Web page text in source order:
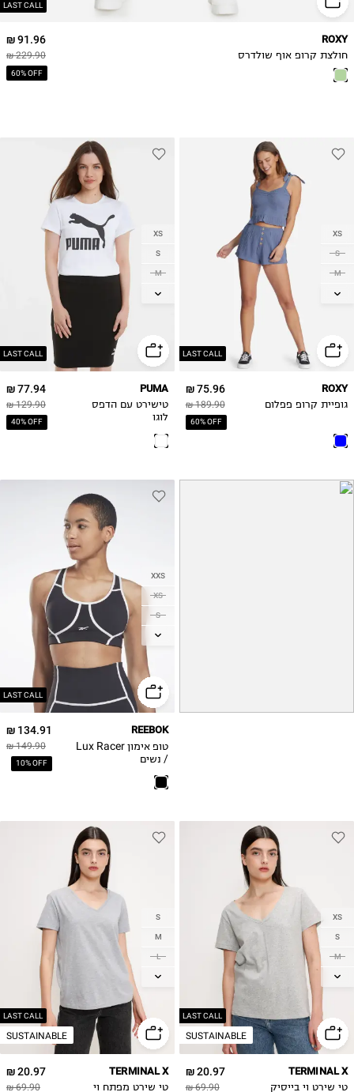
LAST CALL
91.96 ₪
229.90 ₪
60% OFF
ROXY
חולצת קרופ אוף שולדרס
LAST CALL
XS
S
M
L
75.96 ₪
189.90 ₪
60% OFF
ROXY
גופיית קרופ פפלום
LAST CALL
XS
S
M
L
77.94 ₪
129.90 ₪
40% OFF
PUMA
טישירט עם הדפס
לוגו
LAST CALL
XXS
XS
S
M
134.91 ₪
149.90 ₪
10% OFF
REEBOK
טופ אימון Lux Racer
/ נשים
LAST CALL
SUSTAINABLE
XS
S
M
L
20.97 ₪
69.90 ₪
TERMINAL X
טי שירט וי בייסיק
LAST CALL
SUSTAINABLE
S
M
L
XL
20.97 ₪
69.90 ₪
TERMINAL X
טי שירט מפתח וי